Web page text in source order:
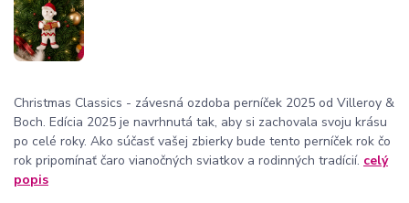
Christmas Classics - závesná ozdoba perníček 2025 od Villeroy &
Boch. Edícia 2025 je navrhnutá tak, aby si zachovala svoju krásu
po celé roky. Ako súčasť vašej zbierky bude tento perníček rok čo
rok pripomínať čaro vianočných sviatkov a rodinných tradícií. celý
popis